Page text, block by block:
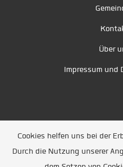
Über
Impressum und
Unsere Partner/Referenzen
Cookies helfen uns bei der
Durch die Nutzung unserer